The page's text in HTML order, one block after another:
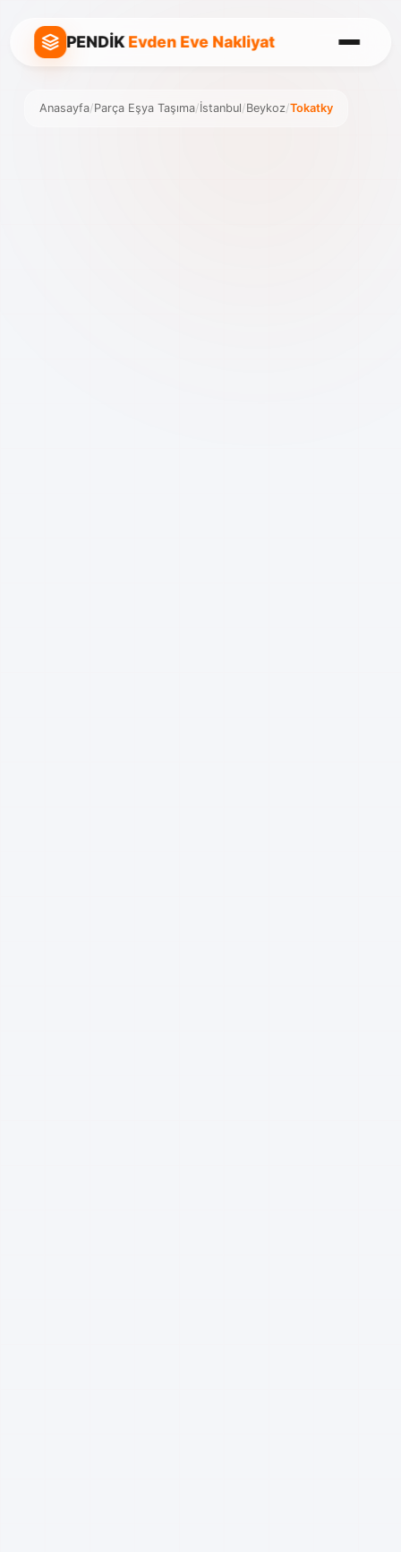
PENDİKEvden Eve Nakliyat
Anasayfa/Parça Eşya Taşıma/İstanbul/Beykoz/Tokatky